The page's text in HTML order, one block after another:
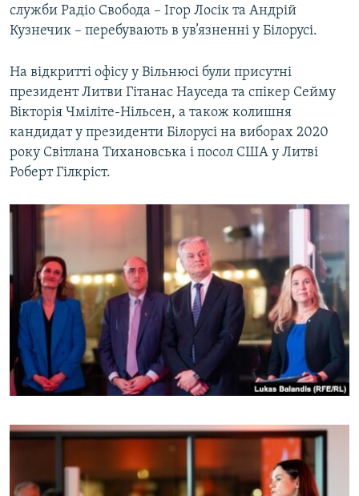
служби Радіо Свобода – Ігор Лосік та Андрій
Кузнечик – перебувають в ув’язненні у Білорусі.
На відкритті офісу у Вільнюсі були присутні
президент Литви Гітанас Науседа та спікер Сейму
Вікторія Чміліте-Нільсен, а також колишня
кандидат у президенти Білорусі на виборах 2020
року Світлана Тихановська і посол США у Литві
Роберт Гілкріст.